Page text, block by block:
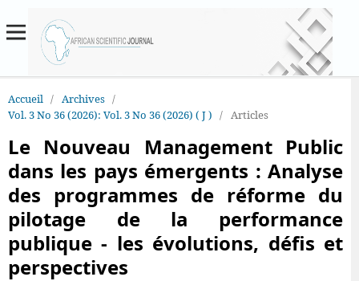
Accueil / Archives /
Vol. 3 No 36 (2026): Vol. 3 No 36 (2026) ( J ) / Articles
Le Nouveau Management Public
dans les pays émergents : Analyse
des programmes de réforme du
pilotage de la performance
publique - les évolutions, défis et
perspectives